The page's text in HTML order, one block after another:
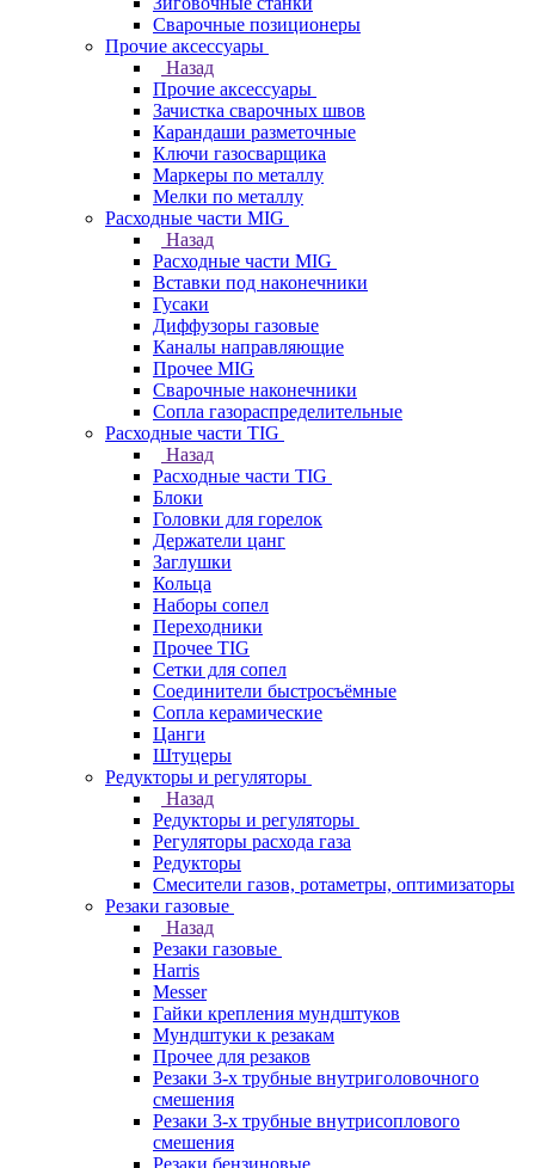
Сварочные позиционеры
Прочие аксессуары
Назад
Прочие аксессуары
Зачистка сварочных швов
Карандаши разметочные
Ключи газосварщика
Маркеры по металлу
Мелки по металлу
Расходные части MIG
Назад
Расходные части MIG
Вставки под наконечники
Гусаки
Диффузоры газовые
Каналы направляющие
Прочее MIG
Сварочные наконечники
Сопла газораспределительные
Расходные части TIG
Назад
Расходные части TIG
Блоки
Головки для горелок
Держатели цанг
Заглушки
Кольца
Наборы сопел
Переходники
Прочее TIG
Сетки для сопел
Соединители быстросъёмные
Сопла керамические
Цанги
Штуцеры
Редукторы и регуляторы
Назад
Редукторы и регуляторы
Регуляторы расхода газа
Редукторы
Смесители газов, ротаметры, оптимизаторы
Резаки газовые
Назад
Резаки газовые
Harris
Messer
Гайки крепления мундштуков
Мундштуки к резакам
Прочее для резаков
Резаки 3-х трубные внутриголовочного
смешения
Резаки 3-х трубные внутрисоплового
смешения
Резаки бензиновые